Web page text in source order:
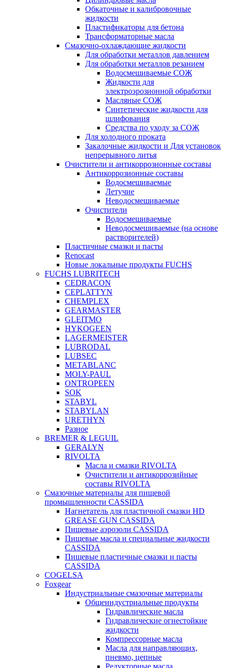
Обкаточные и калибровочные
жидкости
Пластификаторы для бетона
Трансформаторные масла
Смазочно-охлаждающие жидкости
Для обработки металлов давлением
Для обработки металлов резанием
Водосмешиваемые СОЖ
Жидкости для
электроэрозионной обработки
Масляные СОЖ
Синтетические жидкости для
шлифования
Средства по уходу за СОЖ
Для холодного проката
Закалочные жидкости и Для установок
непрерывного литья
Очистители и антикоррозионные составы
Антикоррозионные составы
Водосмешиваемые
Летучие
Неводосмешиваемые
Очистители
Водосмешиваемые
Неводосмешиваемые (на основе
растворителей)
Пластичные смазки и пасты
Renocast
Новые локальные продукты FUCHS
FUCHS LUBRITECH
CEDRACON
CEPLATTYN
CHEMPLEX
GEARMASTER
GLEITMO
HYKOGEEN
LAGERMEISTER
LUBRODAL
LUBSEC
METABLANC
MOLY-PAUL
ONTROPEEN
SOK
STABYL
STABYLAN
URETHYN
Разное
BREMER & LEGUIL
GERALYN
RIVOLTA
Масла и смазки RIVOLTA
Очистители и антикоррозийные
составы RIVOLTA
Смазочные материалы для пищевой
промышленности CASSIDA
Нагнетатель для пластичной смазки HD
GREASE GUN CASSIDA
Пищевые аэрозоли CASSIDA
Пищевые масла и специальные жидкости
CASSIDA
Пищевые пластичные смазки и пасты
CASSIDA
COGELSA
Foxgear
Индустриальные смазочные материалы
Общеиндустриальные продукты
Гидравлические масла
Гидравлические огнестойкие
жидкости
Компрессорные масла
Масла для направляющих,
пневмо, цепные
Редукторные масла